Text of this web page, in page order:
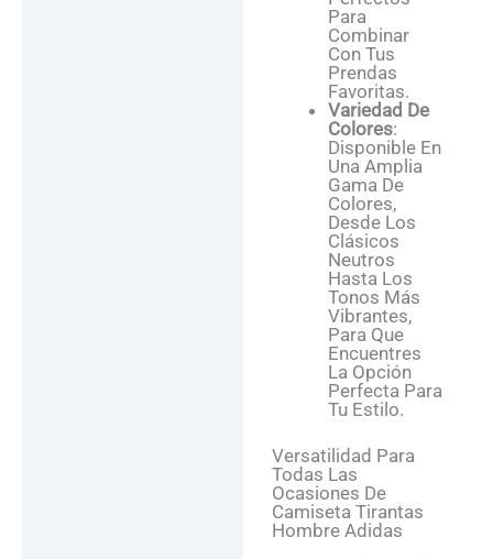
Para
Combinar
Con Tus
Prendas
Favoritas.
Variedad De
Colores:
Disponible En
Una Amplia
Gama De
Colores,
Desde Los
Clásicos
Neutros
Hasta Los
Tonos Más
Vibrantes,
Para Que
Encuentres
La Opción
Perfecta Para
Tu Estilo.
Versatilidad Para
Todas Las
Ocasiones De
Camiseta Tirantas
Hombre Adidas